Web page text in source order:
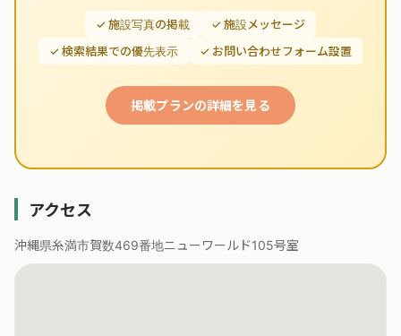
✓ 施設写真の掲載
✓ 施設メッセージ
✓ 検索結果での優先表示
✓ お問い合わせフォーム設置
掲載プランの詳細を見る
アクセス
沖縄県糸満市賀数469番地ニューワールド105号室